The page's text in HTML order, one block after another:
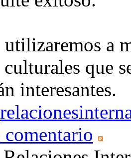
a
que
interesantes.